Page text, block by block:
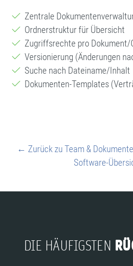
Zentrale
Ordnerstruktur für Übersicht
Zugriffsrechte pro Dokument/
Versionierung (Änderungen
Suche nach Dateiname/Inhalt
Dokumenten-Templates
← Zurück zu Team & Dokumente
Software-
DIE HÄUFIGSTEN